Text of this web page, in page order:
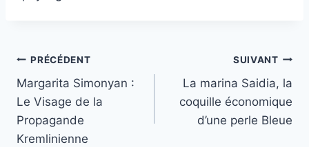
Navigation
de
l’article
PRÉCÉDENT
Margarita Simonyan :
Le Visage de la
Propagande
Kremlinienne
SUIVANT
La marina Saidia, la
coquille économique
d’une perle Bleue